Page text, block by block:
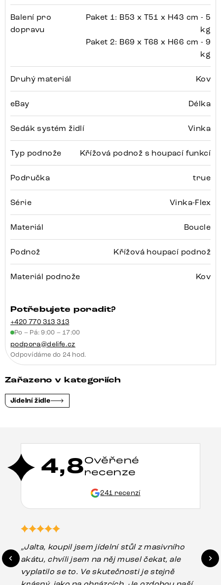
Balení pro
dopravu
Paket 1: B53 x T51 x H43 cm - 5
kg
Paket 2: B69 x T68 x H66 cm - 9
kg
Druhý materiál Kov
eBay Délka
Sedák systém židlí Vinka
Typ podnože Křížová podnož s houpací funkcí
Područka true
Série Vinka-Flex
Materiál Boucle
Podnož Křížová houpací podnož
Materiál podnože Kov
Potřebujete poradit?
+420 770 313 313
Po – Pá: 9:00 – 17:00
podpora@delife.cz
Odpovídáme do 24 hod.
Zařazeno v kategoriích
Jídelní židle
4,8Ověřené
recenze
241 recenzí
„Jalta, koupil jsem jídelní stůl z masivního
akátu, chvíli jsem na něj musel čekat, ale
vyplatilo se to. Ve skutečnosti je stejně